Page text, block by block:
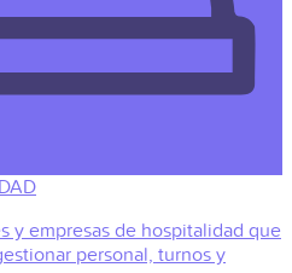
y empresas de hospitalidad que
personal, turnos y